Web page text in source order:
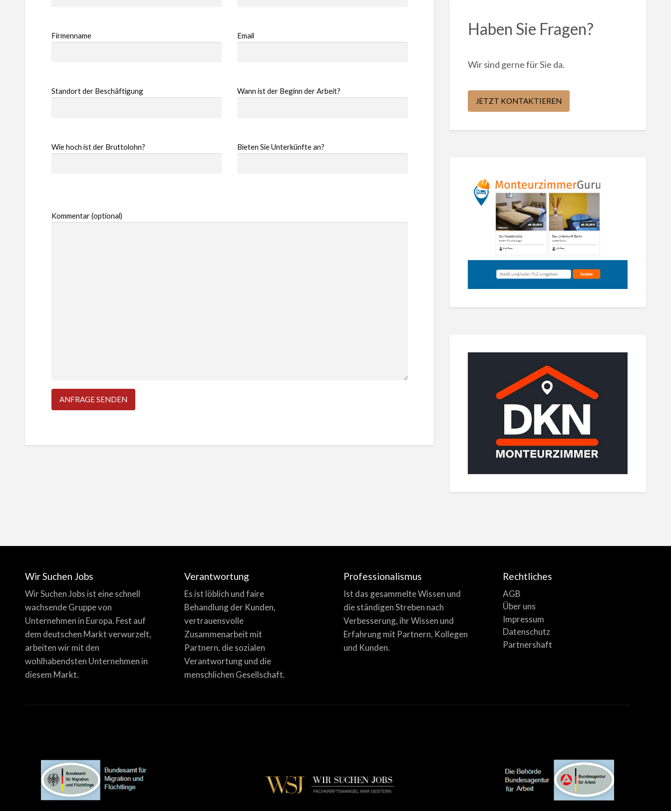
Firmenname
Standort der Beschäftigung
Wie hoch ist der Bruttolohn?
Email
Wann ist der Beginn der Arbeit?
Bieten Sie Unterkünfte an?
Kommentar (optional)
Haben Sie Fragen?
Wir sind gerne für Sie da.
JETZT KONTAKTIEREN
Wir Suchen Jobs
Wir Suchen Jobs ist eine schnell
wachsende Gruppe von
Unternehmen in Europa. Fest auf
dem deutschen Markt verwurzelt,
arbeiten wir mit den
wohlhabendsten Unternehmen in
diesem Markt.
Verantwortung
Es ist löblich und faire
Behandlung der Kunden,
vertrauensvolle
Zusammenarbeit mit
Partnern, die sozialen
Verantwortung und die
menschlichen Gesellschaft.
Professionalismus
Ist das gesammelte Wissen und
die ständigen Streben nach
Verbesserung, ihr Wissen und
Erfahrung mit Partnern, Kollegen
und Kunden.
Rechtliches
AGB
Über uns
Impressum
Datenschutz
Partnershaft